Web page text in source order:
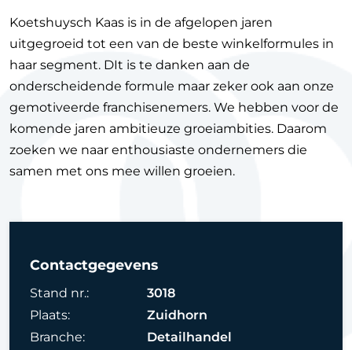
Koetshuysch Kaas is in de afgelopen jaren
uitgegroeid tot een van de beste winkelformules in
haar segment. DIt is te danken aan de
onderscheidende formule maar zeker ook aan onze
gemotiveerde franchisenemers. We hebben voor de
komende jaren ambitieuze groeiambities. Daarom
zoeken we naar enthousiaste ondernemers die
samen met ons mee willen groeien.
Contactgegevens
Stand nr.:
3018
Plaats:
Zuidhorn
Branche:
Detailhandel